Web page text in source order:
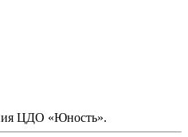
ЦДО «Юность».